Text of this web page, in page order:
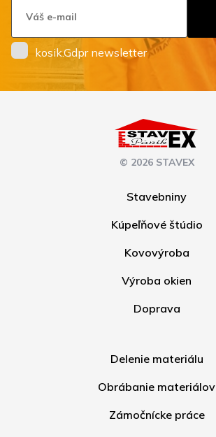
kosik.Gdpr newsletter
© 2026 STAVEX
Stavebniny
Kúpeľňové štúdio
Kovovýroba
Výroba okien
Doprava
Delenie materiálu
Obrábanie materiálov
Zámočnícke práce